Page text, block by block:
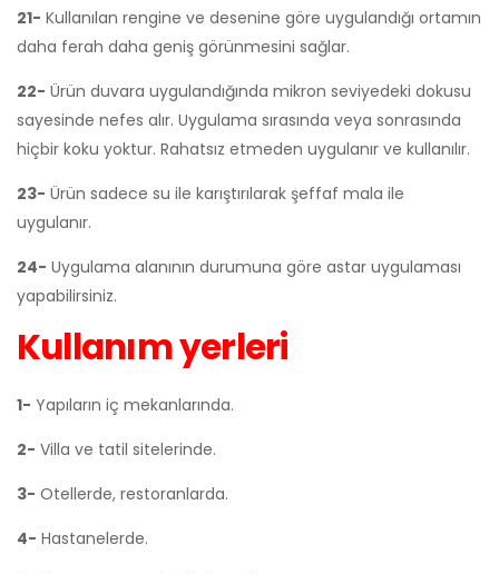
21- Kullanılan rengine ve desenine göre uygulandığı ortamın
daha ferah daha geniş görünmesini sağlar.
22- Ürün duvara uygulandığında mikron seviyedeki dokusu
sayesinde nefes alır. Uygulama sırasında veya sonrasında
hiçbir koku yoktur. Rahatsız etmeden uygulanır ve kullanılır.
23- Ürün sadece su ile karıştırılarak şeffaf mala ile
uygulanır.
24- Uygulama alanının durumuna göre astar uygulaması
yapabilirsiniz.
Kullanım yerleri
1- Yapıların iç mekanlarında.
2- Villa ve tatil sitelerinde.
3- Otellerde, restoranlarda.
4- Hastanelerde.